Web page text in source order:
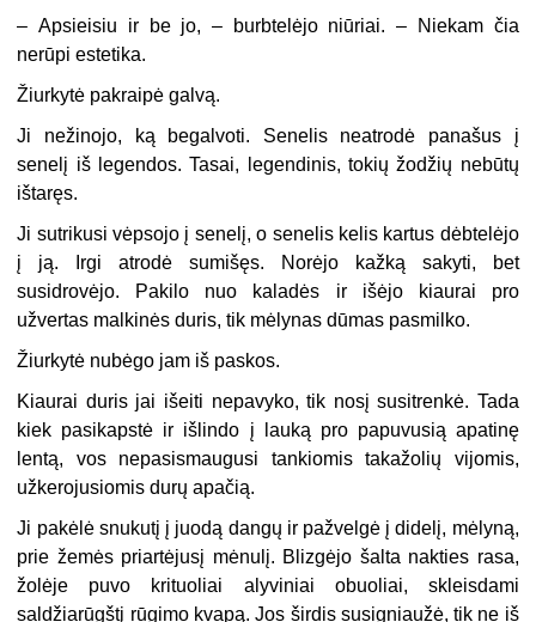
–Apsieisiu ir be jo, – burbtelėjo niūriai. – Niekam čia
nerūpi estetika.
Žiurkytė pakraipė galvą.
Ji nežinojo, ką begalvoti. Senelis neatrodė panašus į
senelį iš legendos. Tasai, legendinis, tokių žodžių nebūtų
ištaręs.
Ji sutrikusi vėpsojo į senelį, o senelis kelis kartus dėbtelėjo
į ją. Irgi atrodė sumišęs. Norėjo kažką sakyti, bet
susidrovėjo. Pakilo nuo kaladės ir išėjo kiaurai pro
užvertas malkinės duris, tik mėlynas dūmas pasmilko.
Žiurkytė nubėgo jam iš paskos.
Kiaurai duris jai išeiti nepavyko, tik nosį susitrenkė. Tada
kiek pasikapstė ir išlindo į lauką pro papuvusią apatinę
lentą, vos nepasismaugusi tankiomis takažolių vijomis,
užkerojusiomis durų apačią.
Ji pakėlė snukutį į juodą dangų ir pažvelgė į didelį, mėlyną,
prie žemės priartėjusį mėnulį. Blizgėjo šalta nakties rasa,
žolėje puvo krituoliai alyviniai obuoliai, skleisdami
saldžiarūgštį rūgimo kvapą. Jos širdis susigniaužė, tik ne iš